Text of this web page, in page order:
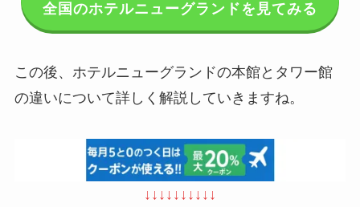
全国のホテルニューグランドを見てみる
この後、ホテルニューグランドの本館とタワー館
の違いについて詳しく解説していきますね。
↓↓↓↓↓↓↓↓↓↓